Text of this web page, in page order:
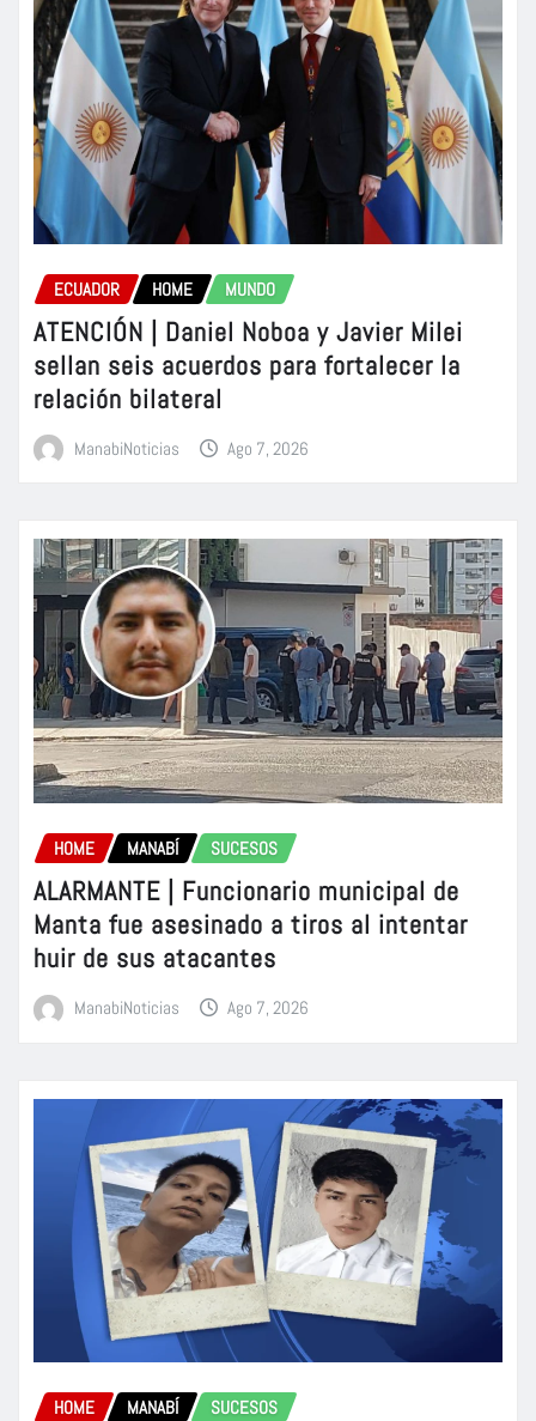
ECUADOR HOME MUNDO
ATENCIÓN | Daniel Noboa y Javier Milei
sellan seis acuerdos para fortalecer la
relación bilateral
ManabiNoticias Ago 7, 2026
HOME MANABÍ SUCESOS
ALARMANTE | Funcionario municipal de
Manta fue asesinado a tiros al intentar
huir de sus atacantes
ManabiNoticias Ago 7, 2026
HOME MANABÍ SUCESOS